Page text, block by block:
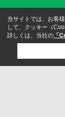
当サイトでは、お客
して、クッキー（
詳しくは、当社の 「